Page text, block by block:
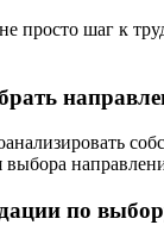
просто шаг к
выбора
по